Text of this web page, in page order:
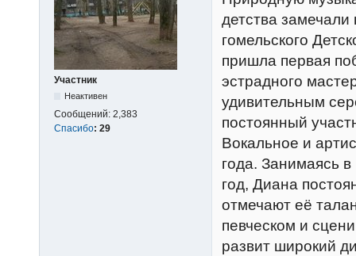
Участник
Неактивен
Сообщений: 2,383
Спасибо: 29
детства
гомельского
пришла первая
эстрадного
удивительным
постоянный
Вокальное и
года. Занимаясь
год, Диана
отмечают её
певческом и
развит широкий